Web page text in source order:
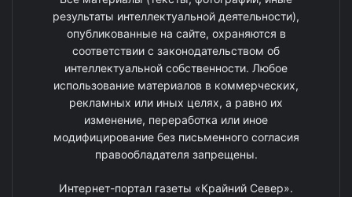
результаты интеллектуальной деятельности),
опубликованные на сайте, охраняются в
соответствии с законодательством об
интеллектуальной собственности. Любое
использование материалов в коммерческих,
рекламных или иных целях, а равно их
изменение, переработка или иное
модифицирование без письменного согласия
правообладателя запрещены.
Интернет-портал газеты «Крайний Север».